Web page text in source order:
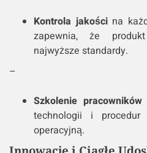
Kontrola jakościna
zapewnia, że
najwyższe standardy.
–
Szkolenie pracowników
technologii i procedur
operacyjną.